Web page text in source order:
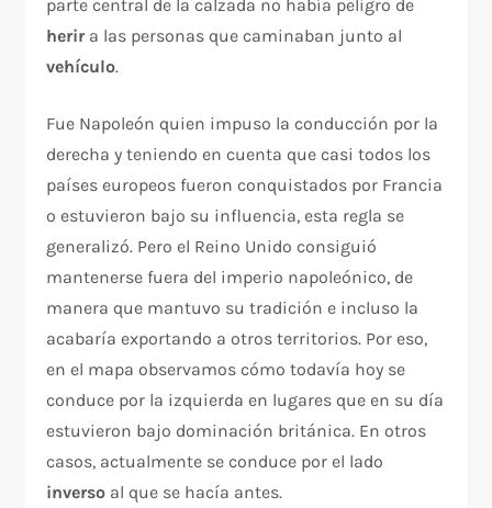
parte central de la calzada no había peligro de
herir a las personas que caminaban junto al
vehículo.
Fue Napoleón quien impuso la conducción por la
derecha y teniendo en cuenta que casi todos los
países europeos fueron conquistados por Francia
o estuvieron bajo su influencia, esta regla se
generalizó. Pero el Reino Unido consiguió
mantenerse fuera del imperio napoleónico, de
manera que mantuvo su tradición e incluso la
acabaría exportando a otros territorios. Por eso,
en el mapa observamos cómo todavía hoy se
conduce por la izquierda en lugares que en su día
estuvieron bajo dominación británica. En otros
casos, actualmente se conduce por el lado
inverso al que se hacía antes.